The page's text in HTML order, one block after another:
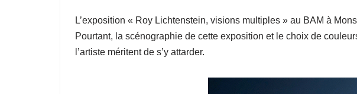
L’exposition « Roy Lichtenstein, visions multiples » au BAM à
Pourtant, la scénographie de cette exposition et le choix de
l’artiste méritent de s’y attarder.